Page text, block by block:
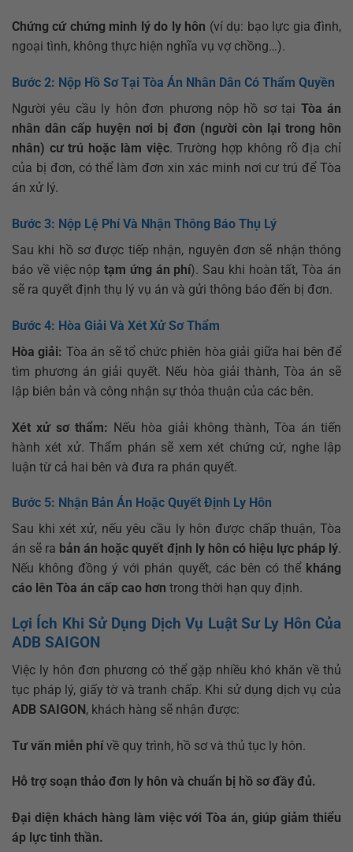
Chứng cứ chứng minh lý do ly hôn (ví dụ: bạo lực gia đình,
ngoại tình, không thực hiện nghĩa vụ vợ chồng…).
Bước 2: Nộp Hồ Sơ Tại Tòa Án Nhân Dân Có Thẩm Quyền
Người yêu cầu ly hôn đơn phương nộp hồ sơ tại Tòa án
nhân dân cấp huyện nơi bị đơn (người còn lại trong hôn
nhân) cư trú hoặc làm việc. Trường hợp không rõ địa chỉ
của bị đơn, có thể làm đơn xin xác minh nơi cư trú để Tòa
án xử lý.
Bước 3: Nộp Lệ Phí Và Nhận Thông Báo Thụ Lý
Sau khi hồ sơ được tiếp nhận, nguyên đơn sẽ nhận thông
báo về việc nộptạm ứng án phí). Sau khi hoàn tất, Tòa án
sẽ ra quyết định thụ lý vụ án và gửi thông báo đến bị đơn.
Bước 4: Hòa Giải Và Xét Xử Sơ Thẩm
Hòa giải: Tòa án sẽ tổ chức phiên hòa giải giữa hai bên để
tìm phương án giải quyết. Nếu hòa giải thành, Tòa án sẽ
lập biên bản và công nhận sự thỏa thuận của các bên.
Xét xử sơ thẩm: Nếu hòa giải không thành, Tòa án tiến
hành xét xử. Thẩm phán sẽ xem xét chứng cứ, nghe lập
luận từ cả hai bên và đưa ra phán quyết.
Bước 5: Nhận Bản Án Hoặc Quyết Định Ly Hôn
Sau khi xét xử, nếu yêu cầu ly hôn được chấp thuận, Tòa
án sẽ ra bản án hoặc quyết định ly hôn có hiệu lực pháp lý.
Nếu không đồng ý với phán quyết, các bên có thể kháng
cáo lên Tòa án cấp cao hơn trong thời hạn quy định.
Lợi Ích Khi Sử Dụng Dịch Vụ Luật Sư Ly Hôn Của
ADB SAIGON
Việc ly hôn đơn phương có thể gặp nhiều khó khăn về thủ
tục pháp lý, giấy tờ và tranh chấp. Khi sử dụng dịch vụ của
ADB SAIGON, khách hàng sẽ nhận được:
Tư vấn miễn phívề quy trình, hồ sơ và thủ tục ly hôn.
Hỗ trợ soạn thảo đơn ly hôn và chuẩn bị hồ sơ đầy đủ.
Đại diện khách hàng làm việc với Tòa án, giúp giảm thiểu
áp lực tinh thần.